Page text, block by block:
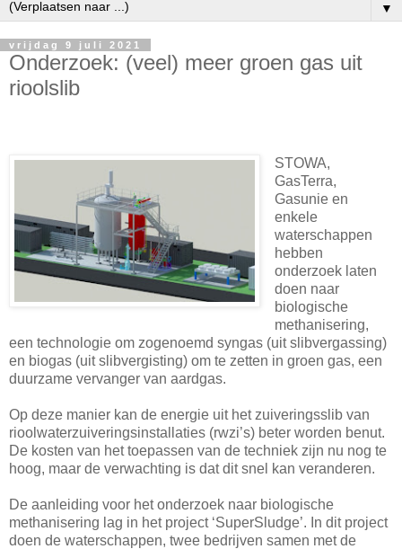
▼
vrijdag 9 juli 2021
Onderzoek: (veel) meer groen gas uit
rioolslib
STOWA,
GasTerra,
Gasunie en
enkele
waterschappen
hebben
onderzoek laten
doen naar
biologische
methanisering,
een technologie om zogenoemd syngas (uit slibvergassing)
en biogas (uit slibvergisting) om te zetten in groen gas, een
duurzame vervanger van aardgas.
Op deze manier kan de energie uit het zuiveringsslib van
rioolwaterzuiveringsinstallaties (rwzi’s) beter worden benut.
De kosten van het toepassen van de techniek zijn nu nog te
hoog, maar de verwachting is dat dit snel kan veranderen.
De aanleiding voor het onderzoek naar biologische
methanisering lag in het project ‘SuperSludge’. In dit project
doen de waterschappen, twee bedrijven samen met de